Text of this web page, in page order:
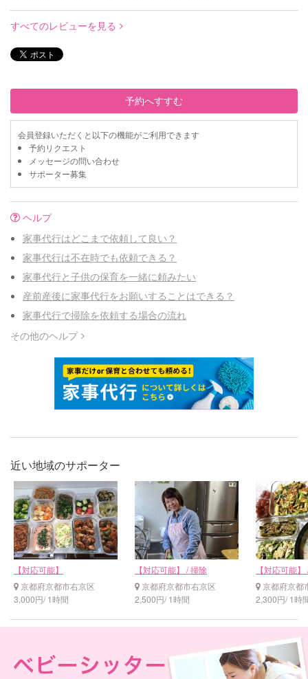
すべてのレビューを見る
予約へすすむ
会員登録いただくと以下の機能がご利用できます
予約リクエスト
メッセージの問い合わせ
サポーター募集
ヘルプ
家事代行はどこまで依頼して良い？
家事代行は不在時でも依頼できる？
家事代行と子供の保育を一緒に頼みたい
産前産後に家事代行をお願いすることはできる？
家事代行で掃除を依頼する場合の流れ
その他のヘルプ
近い地域のサポーター
【対応可能】
京都府京都市右京区
3,000円/ 1時間
【対応可能】 / 掃除
京都府京都市右京区
2,500円/ 1時間
【対応可能
京都府京都
2,300円/ 1時